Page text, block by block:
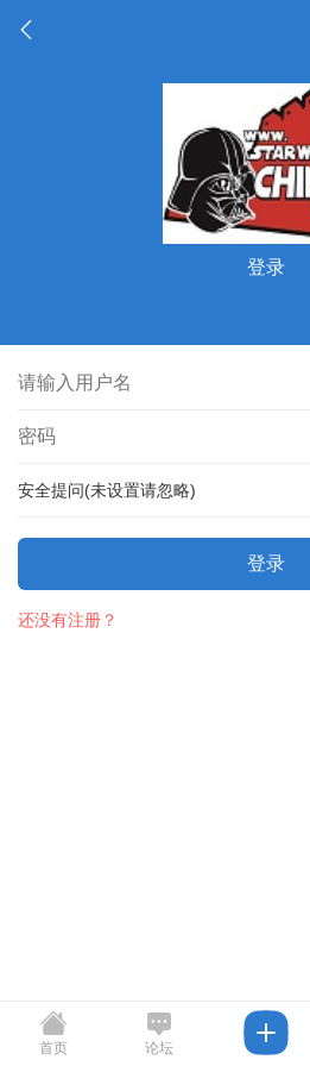
登录
安全提问(未设置请忽略)
登录
还没有注册？
首页 论坛